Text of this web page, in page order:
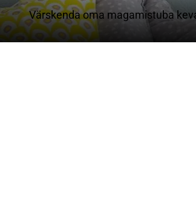
Värskenda oma magamistuba